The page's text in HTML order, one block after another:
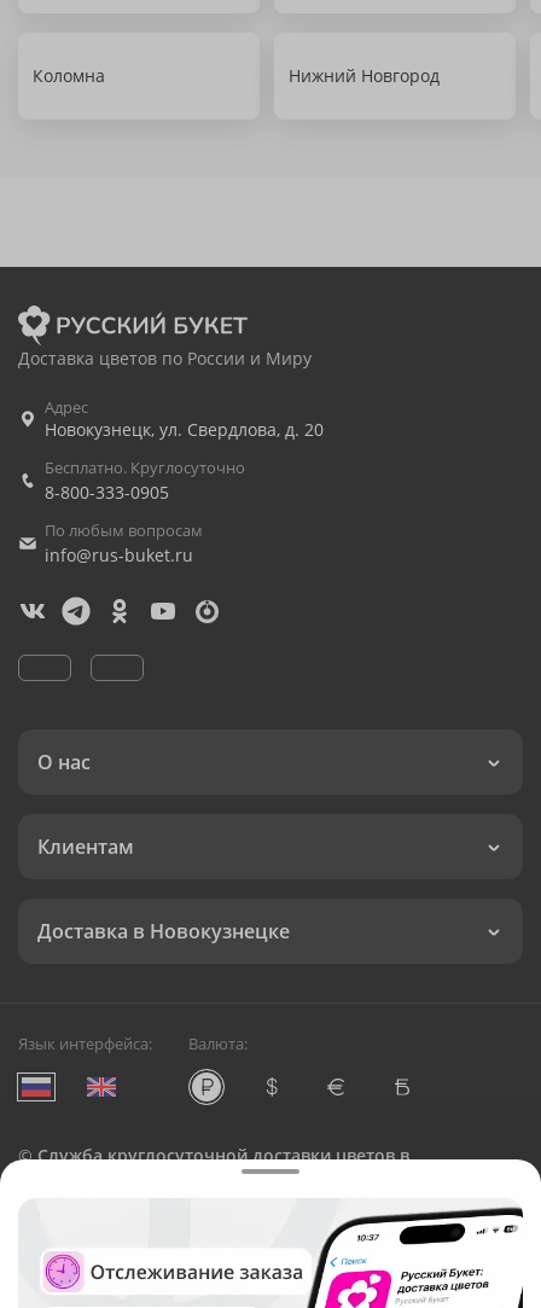
Коломна Нижний Новгород
Доставка цветов по России и Миру
Адрес
Новокузнецк, ул. Свердлова, д. 20
Бесплатно. Круглосуточно
8-800-333-0905
По любым вопросам
info@rus-buket.ru
О нас
Клиентам
Доставка в Новокузнецке
Язык интерфейса: Валюта:
©Служба круглосуточной доставки цветов в
Русский Букет, 2026
Общество с ограниченной ответственностью «Технология»
ОГРН: 1195476081745, ИНН: 5410081997
Юридический адрес: г. Новосибирск, ул. Ипподромская,